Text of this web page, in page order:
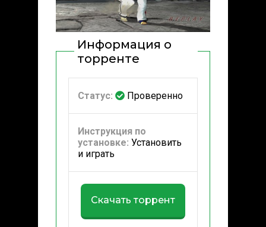
Информация о
торренте
Статус: Проверенно
Инструкция по
установке: Установить
и играть
Скачать торрент